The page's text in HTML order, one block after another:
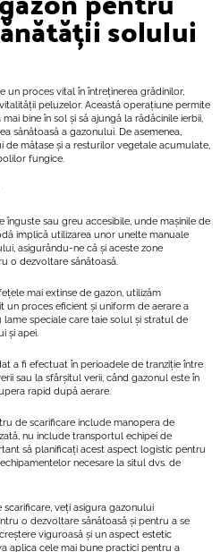
solului
un proces vital în întreținerea grădinilor,
peluzelor. Această operațiune permite
bine în sol și să ajungă la rădăcinile ierbii,
sănătoasă a gazonului. De asemenea,
de mătase și a resturilor vegetale acumulate,
fungice.
înguste sau greu accesibile, unde mașinile de
implică utilizarea unor unelte manuale
asigurându-ne că și aceste zone
o dezvoltare sănătoasă.
mai extinse de gazon, utilizăm
un proces eficient și uniform de aerare a
speciale care taie solul și stratul de
și apei.
a fi efectuat în perioadele de tranziție între
sau la sfârșitul verii, când gazonul este în
rapid după aerare.
de scarificare include manopera de
nu include transportul echipei de
să planificați acest aspect logistic pentru
necesare la situl dvs. de
veți asigura gazonului
o dezvoltare sănătoasă și pentru a se
viguroasă și un aspect estetic
aplica cele mai bune practici pentru a